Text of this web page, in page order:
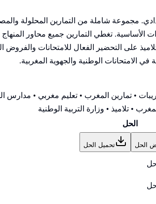
مجموعة شاملة من التمارين المحلولة
تغطي التمارين جميع محاور المنهاج
على التحضير الفعال للامتحانات والفروض
في الامتحانات الوطنية والجهوية المغربية.
• تمارين المغرب • تعليم مغربي • مدارس
• تلاميذ • وزارة التربية الوطنية
الحل
الحل تحميل الحل
حل
حل